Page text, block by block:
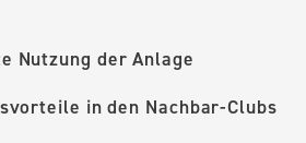
Nutzung der Anlage
in den Nachbar-Clubs